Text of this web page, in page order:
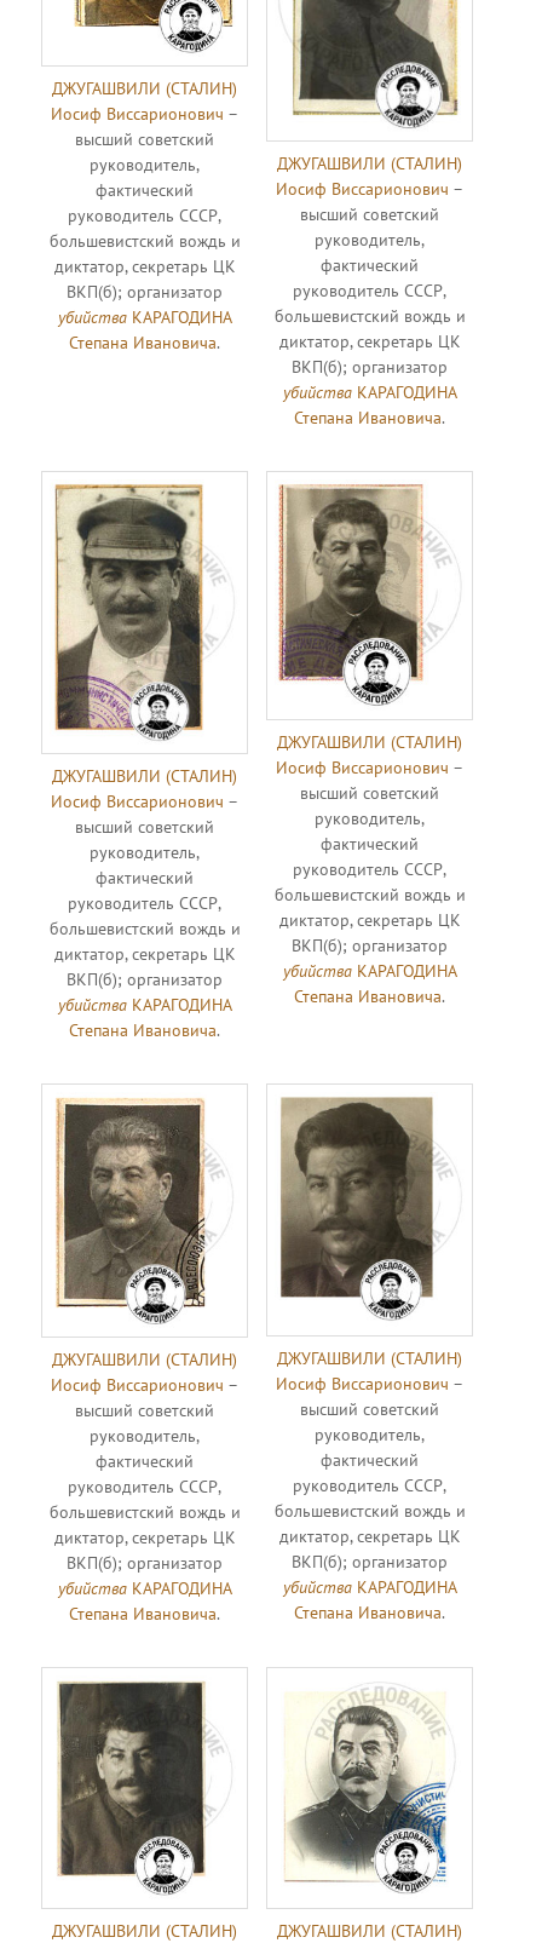
ДЖУГАШВИЛИ (СТАЛИН)
Иосиф Виссарионович –
высший советский
руководитель,
фактический
руководитель СССР,
большевистский вождь и
диктатор, секретарь ЦК
ВКП(б); организатор
убийства КАРАГОДИНА
Степана Ивановича.
ДЖУГАШВИЛИ (СТАЛИН)
Иосиф Виссарионович –
высший советский
руководитель,
фактический
руководитель СССР,
большевистский вождь и
диктатор, секретарь ЦК
ВКП(б); организатор
убийства КАРАГОДИНА
Степана Ивановича.
ДЖУГАШВИЛИ (СТАЛИН)
Иосиф Виссарионович –
высший советский
руководитель,
фактический
руководитель СССР,
большевистский вождь и
диктатор, секретарь ЦК
ВКП(б); организатор
убийства КАРАГОДИНА
Степана Ивановича.
ДЖУГАШВИЛИ (СТАЛИН)
Иосиф Виссарионович –
высший советский
руководитель,
фактический
руководитель СССР,
большевистский вождь и
диктатор, секретарь ЦК
ВКП(б); организатор
убийства КАРАГОДИНА
Степана Ивановича.
ДЖУГАШВИЛИ (СТАЛИН)
Иосиф Виссарионович –
высший советский
руководитель,
фактический
руководитель СССР,
большевистский вождь и
диктатор, секретарь ЦК
ВКП(б); организатор
убийства КАРАГОДИНА
Степана Ивановича.
ДЖУГАШВИЛИ (СТАЛИН)
Иосиф Виссарионович –
высший советский
руководитель,
фактический
руководитель СССР,
большевистский вождь и
диктатор, секретарь ЦК
ВКП(б); организатор
убийства КАРАГОДИНА
Степана Ивановича.
ДЖУГАШВИЛИ (СТАЛИН)
ДЖУГАШВИЛИ (СТАЛИН)